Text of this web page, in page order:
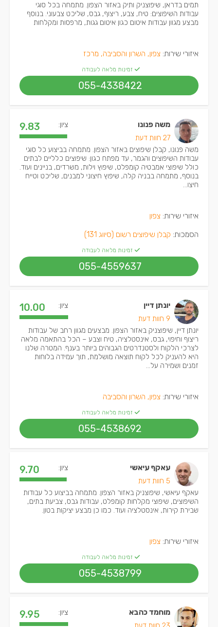
תמים בדראן, שיפוצניק ותיק באזור הצפון. מתמחה בכל סוגי
עבודות השיפוצים: טיח, צבע, ריצוף, גבס, שליכט צבעוני. בנוסף
מבצע מגוון עבודות איטום כגון איטום גגות, מרפסות ומקלחות
איזורי שירות: צפון, השרון והסביבה, מרכז
זמינות מלאה לעבודה
055-4338422
משה פנונו
27 חוות דעת
ציון: 9.83
משה פנונו, קבלן שיפוצים באזור הצפון. מתמחה בביצוע כל סוגי
עבודות השיפוצים והגמר, עד מפתח כגון: שיפוצים כלליים לבתים
כולל שיפוצי אמבטיה קומפלט, שיפוץ וילות, משרדים, בניינים ועוד.
בנוסף, מתמחה בבניה קלה, שיפוץ חיצוני למבנים, שליכט וטייח
חיצו...
איזורי שירות: צפון
הסמכות: קבלן שיפוצים רשום (סיווג 131)
זמינות מלאה לעבודה
055-4559637
יונתן דיין
9 חוות דעת
ציון: 10.00
יונתן דיין, שיפוצניק באזור הצפון. מבצעים מגוון רחב של עבודות
ריצוף וחיפוי, גבס, אינסטלציה, טיח וצבע – הכל בהתאמה מלאה
לצרכי הלקוח ולסטנדרטים הגבוהים ביותר בענף. המטרה שלנו
היא להעניק לכל לקוח תוצאה מושלמת, תוך עמידה בלוחות
זמנים ושמירה על...
איזורי שירות: צפון, השרון והסביבה
זמינות מלאה לעבודה
055-4538692
עאקף עיאשי
5 חוות דעת
ציון: 9.70
עאקף עיאשי, שיפוצניק באזור הצפון. מתמחה בביצוע כל עבודות
השיפוצים, שיפוצי מקלחות קומפלט, עבודות גבס, צביעת בתים,
שבירת קירות, אינסטלציה ועוד. כמו כן מבצע יציקות בטון.
איזורי שירות: צפון
זמינות מלאה לעבודה
055-4538799
מוחמד כהבא ציון: 9.95